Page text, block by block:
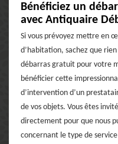
Bénéficiez un
avec Antiquaire
Si vous prévoyez mettre en
d’habitation, sachez que
débarras gratuit pour votre
bénéficier cette
d’intervention d’un
de vos objets. Vous êtes
directement pour que nous
concernant le type de